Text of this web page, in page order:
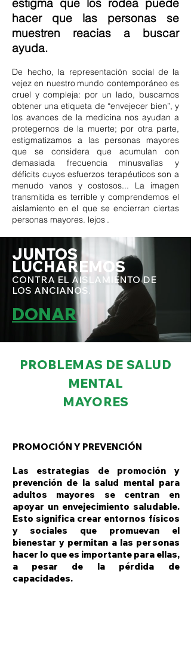
estigma que los rodea puede
hacer que las personas se
muestren reacias a buscar
ayuda.
De hecho, la representación social de la
vejez en nuestromundo contemporáneo es
cruel y compleja: por un lado, buscamos
obtener una etiqueta de “envejecer bien”, y
los avances de la medicina nos ayudan a
protegernos de la muerte; por otra parte,
estigmatizamos a las personas mayores
que se considera que acumulan con
demasiada frecuencia minusvalías y
déficits cuyos esfuerzos terapéuticos son a
menudo vanos y costosos... La imagen
transmitida es terrible y comprendemos el
aislamiento en el que se encierran ciertas
personas mayores. lejos .
JUNTOS
LUCHAREMOS
CONTRA EL AISLAMIENTO DE
LOS ANCIANOS.
DONAR
PROBLEMAS DE SALUD
MENTAL
MAYORES
PROMOCIÓN Y PREVENCIÓN
Las estrategias de promoción y
prevención de la salud mental para
adultos mayores se centran en
apoyar un envejecimiento saludable.
Esto significa crear entornos físicos
y sociales que promuevan el
bienestar y permitan a las personas
hacer lo que es importante para ellas,
a pesar de la pérdida de
capacidades.